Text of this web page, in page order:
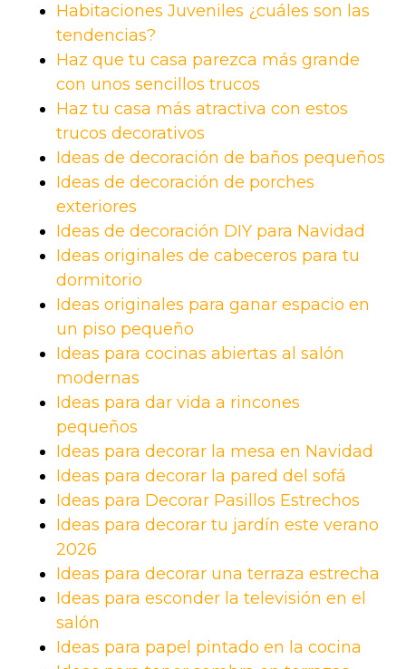
Habitaciones Juveniles ¿cuáles son las
tendencias?
Haz que tu casa parezca más grande
con unos sencillos trucos
Haz tu casa más atractiva con estos
trucos decorativos
Ideas de decoración de baños pequeños
Ideas de decoración de porches
exteriores
Ideas de decoración DIY para Navidad
Ideas originales de cabeceros para tu
dormitorio
Ideas originales para ganar espacio en
un piso pequeño
Ideas para cocinas abiertas al salón
modernas
Ideas para dar vida a rincones
pequeños
Ideas para decorar la mesa en Navidad
Ideas para decorar la pared del sofá
Ideas para Decorar Pasillos Estrechos
Ideas para decorar tu jardín este verano
2026
Ideas para decorar una terraza estrecha
Ideas para esconder la televisión en el
salón
Ideas para papel pintado en la cocina